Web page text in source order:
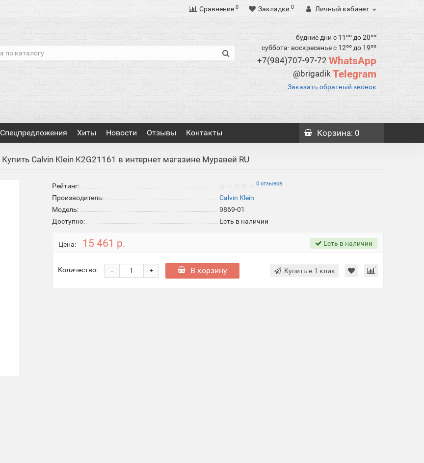
Сравнение 0 Закладки 0 Личный кабинет
будние дни с 11ºº до 20ºº
суббота- воскресенье с 12ºº до 19ºº
+7(984)707-97-72 WhatsApp
@brigadikTelegram
Заказать обратный звонок
Спецпредложения Хиты Новости Отзывы Контакты Корзина: 0
Купить Calvin Klein K2G21161 в интернет магазине Муравей RU
Рейтинг: 0 отзывов
Производитель:
Calvin Klein
Модель:
9869-01
Доступно:
Есть в наличии
Цена: 15 461 р. Есть в наличии
Количество: +
- В корзину Купить в 1 клик